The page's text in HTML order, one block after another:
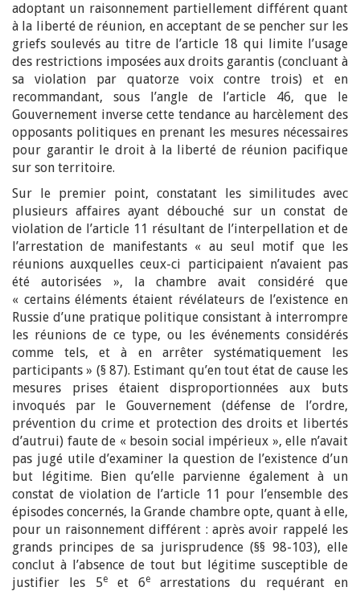
adoptant un raisonnement partiellement différent quant
à la liberté de réunion, en acceptant de se pencher sur les
griefs soulevés au titre de l’article 18 qui limite l’usage
des restrictions imposées aux droits garantis (concluant à
sa violation par quatorze voix contre trois) et en
recommandant, sous l’angle de l’article 46, que le
Gouvernement inverse cette tendance au harcèlement des
opposants politiques en prenant les mesures nécessaires
pour garantir le droit à la liberté de réunion pacifique
sur son territoire.
Sur le premier point, constatant les similitudes avec
plusieurs affaires ayant débouché sur un constat de
violation de l’article 11 résultant de l’interpellation et de
l’arrestation de manifestants « au seul motif que les
réunions auxquelles ceux-ci participaient n’avaient pas
été autorisées », la chambre avait considéré que
« certains éléments étaient révélateurs de l’existence en
Russie d’une pratique politique consistant à interrompre
les réunions de ce type, ou les événements considérés
comme tels, et à en arrêter systématiquement les
participants » (§ 87). Estimant qu’en tout état de cause les
mesures prises étaient disproportionnées aux buts
invoqués par le Gouvernement (défense de l’ordre,
prévention du crime et protection des droits et libertés
d’autrui) faute de « besoin social impérieux », elle n’avait
pas jugé utile d’examiner la question de l’existence d’un
but légitime. Bien qu’elle parvienne également à un
constat de violation de l’article 11 pour l’ensemble des
épisodes concernés, la Grande chambre opte, quant à elle,
pour un raisonnement différent : après avoir rappelé les
grands principes de sa jurisprudence (§§ 98-103), elle
conclut à l’absence de tout but légitime susceptible de
justifier les 5eet 6e
arrestations du requérant en